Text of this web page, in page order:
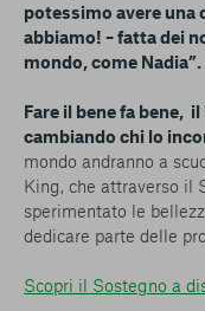
potessimo avere una
abbiamo! – fatta dei
mondo, come Nadia”.
Fare il bene fa bene,
cambiando chi lo
mondo andranno a
King, che attraverso il
sperimentato le
dedicare parte delle
Scopri il Sostegno a